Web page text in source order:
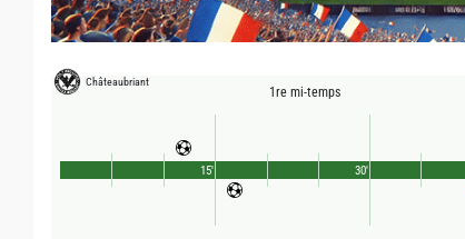
Châteaubriant
1re mi-temps
15' 30'